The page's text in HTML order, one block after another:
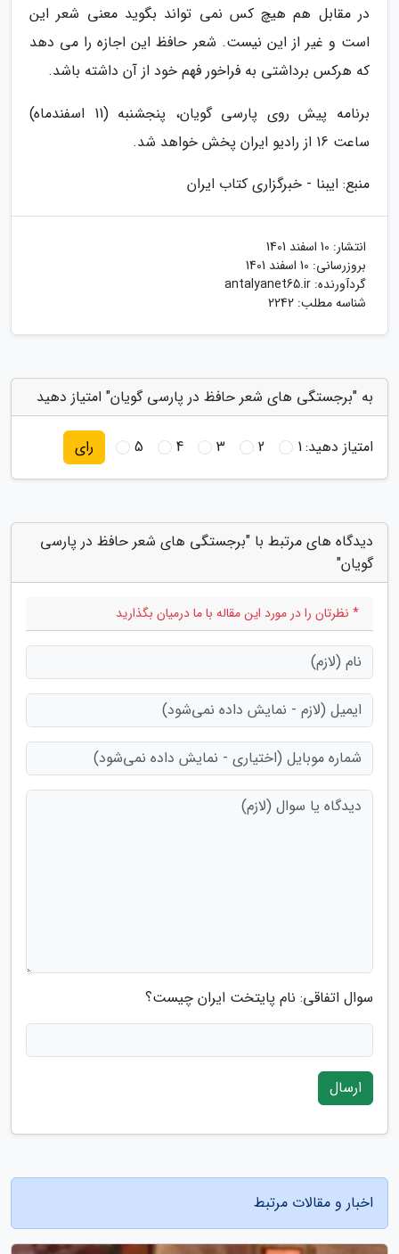
در مقابل هم هیچ کس نمی تواند بگوید معنی شعر این
است و غیر از این نیست. شعر حافظ این اجازه را می دهد
که هرکس برداشتی به فراخور فهم خود از آن داشته باشد.
برنامه پیش روی پارسی گویان، پنجشنبه (11 اسفندماه)
ساعت 16 از رادیو ایران پخش خواهد شد.
منبع: ایبنا - خبرگزاری کتاب ایران
انتشار: 10 اسفند 1401
بروزرسانی: 10 اسفند 1401
گردآورنده: antalyanet65.ir
شناسه مطلب: 2242
به "برجستگی های شعر حافظ در پارسی گویان" امتیاز دهید
امتیاز دهید:1
2
3
4
5 رای
دیدگاه های مرتبط با "برجستگی های شعر حافظ در پارسی
گویان"
* نظرتان را در مورد این مقاله با ما درمیان بگذارید
سوال اتفاقی: نام پایتخت ایران چیست؟
ارسال
اخبار و مقالات مرتبط